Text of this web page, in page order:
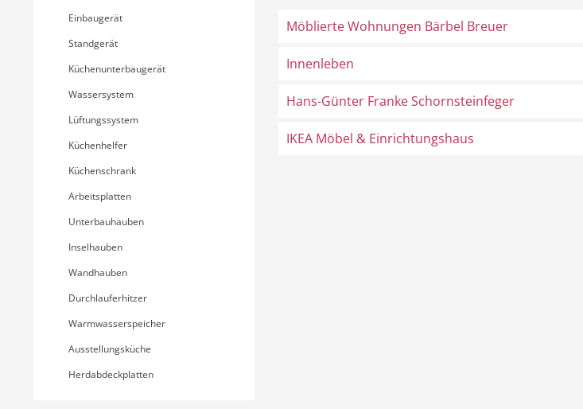
Einbaugerät
Standgerät
Küchenunterbaugerät
Wassersystem
Lüftungssystem
Küchenhelfer
Küchenschrank
Arbeitsplatten
Unterbauhauben
Inselhauben
Wandhauben
Durchlauferhitzer
Warmwasserspeicher
Ausstellungsküche
Herdabdeckplatten
Möblierte Wohnungen Bärbel Breuer
Innenleben
Hans-Günter Franke Schornsteinfeger
IKEA Möbel & Einrichtungshaus